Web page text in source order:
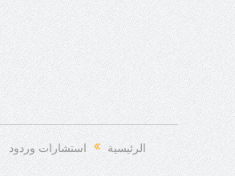
الرئيسية استشارات وردود